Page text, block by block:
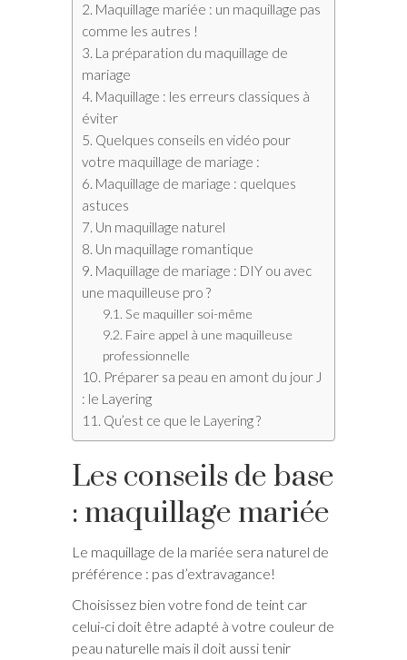
Maquillage mariée : un maquillage pas
comme les autres !
La préparation du maquillage de
mariage
Maquillage : les erreurs classiques à
éviter
Quelques conseils en vidéo pour
votre maquillage de mariage :
Maquillage de mariage : quelques
astuces
Un maquillage naturel
Un maquillage romantique
Maquillage de mariage : DIY ou avec
une maquilleuse pro ?
Se maquiller soi-même
Faire appel à une maquilleuse
professionnelle
Préparer sa peau en amont du jour J
: le Layering
Qu’est ce que le Layering ?
Les conseils de base
: maquillage mariée
Le maquillage de la mariée sera naturel de
préférence : pas d’extravagance!
Choisissez bien votre fond de teint car
celui-ci doit être adapté à votre couleur de
peau naturelle mais il doit aussi tenir